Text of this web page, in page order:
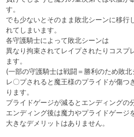
す。
でも少ないとそのまま敗北シーンに移行
れてしまいます。
各守護騎士によって敗北シーンは
異なり拘束されてレイプされたりコスプ
ます。
(一部の守護騎士は戦闘＝勝利のため敗
レ〇プされると魔王様のプライドが傷つ
ります。
プライドゲージが減るとエンディングの
エンディング後は魔力やプライドゲージ